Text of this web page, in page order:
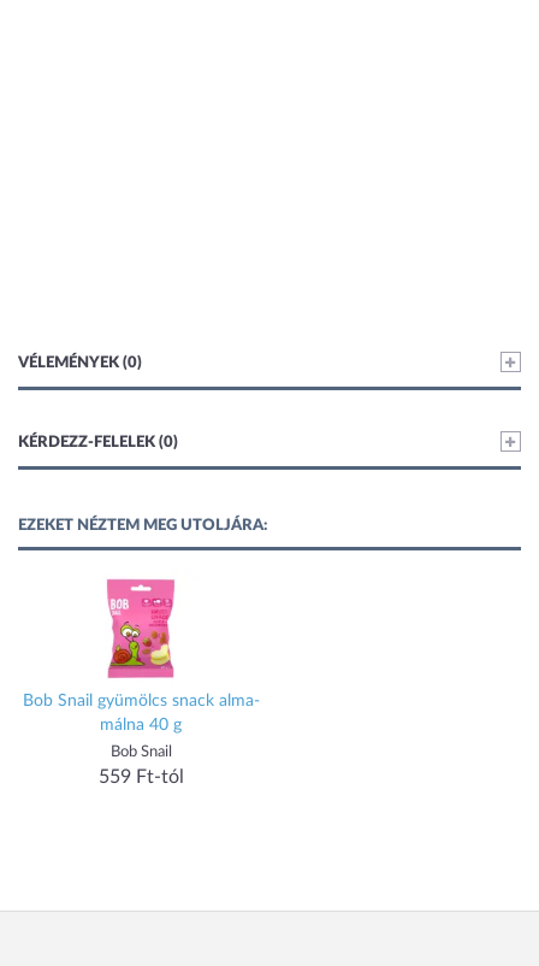
VÉLEMÉNYEK (0)
KÉRDEZZ-FELELEK (0)
EZEKET NÉZTEM MEG UTOLJÁRA:
Bob Snail gyümölcs snack alma-
málna 40 g
Bob Snail
559 Ft-tól